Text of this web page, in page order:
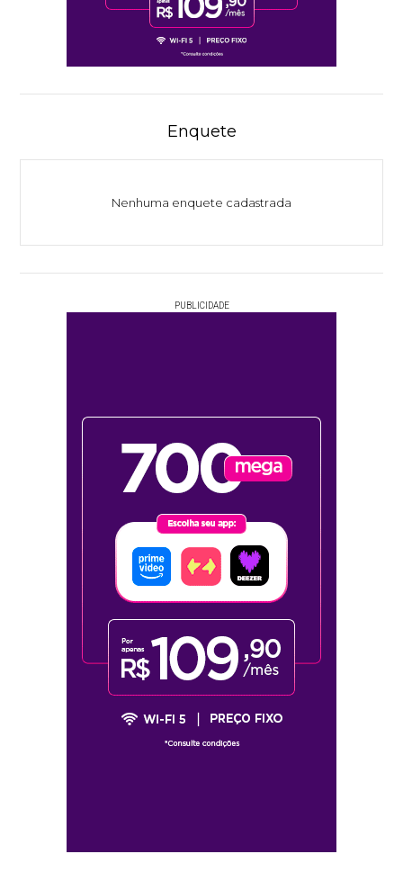
Enquete
Nenhuma enquete cadastrada
PUBLICIDADE